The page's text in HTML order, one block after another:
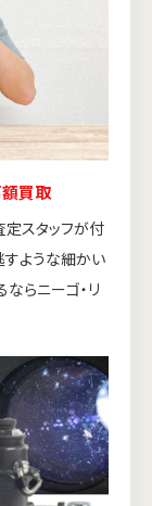
買取
スタッフが付
すような細かい
らニーゴ・リ